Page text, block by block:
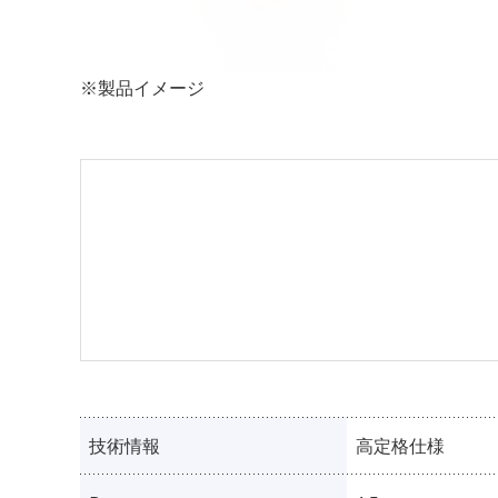
製品イメージ
技術情報 高定格仕様